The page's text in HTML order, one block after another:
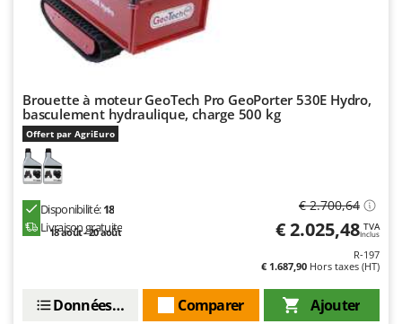
Waldner
Weber
Wiper EcoRobot
Wolf Garten
Wortex
Y
Zanon
Brouette à moteur GeoTech Pro GeoPorter 530E Hydro,
basculement hydraulique, charge 500 kg
Offert par AgriEuro
Disponibilité:18
Livraison gratuite
18 août - 20 août
€ 2.700,64
€ 2.025,48 TVA
Inclus
R-197
€ 1.687,90 Hors taxes (HT)
Ajouter
Comparer
Données techniques